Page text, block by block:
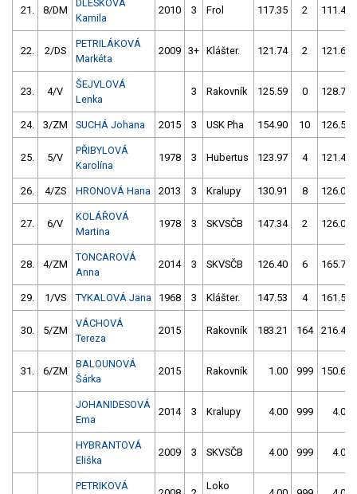
21. 8/DM
DLESKOVÁ
Kamila
2010 3 Frol 117.35 2 111.40
22. 2/DS
PETRILÁKOVÁ
Markéta
2009 3+ Klášter. 121.74 2 121.61
23. 4/V
ŠEJVLOVÁ
Lenka
3 Rakovník 125.59 0 128.71
24. 3/ZM SUCHÁ Johana 2015 3 USK Pha 154.90 10 126.51
25. 5/V
PŘIBYLOVÁ
Karolína
1978 3 Hubertus 123.97 4 121.45
26. 4/ZS HRONOVÁ Hana 2013 3 Kralupy 130.91 8 126.05
27. 6/V
KOLÁŘOVÁ
Martina
1978 3 SKVSČB 147.34 2 126.06
28. 4/ZM
TONCAROVÁ
Anna
2014 3 SKVSČB 126.40 6 165.70
29. 1/VS TYKALOVÁ Jana 1968 3 Klášter. 147.53 4 161.56
30. 5/ZM
VÁCHOVÁ
Tereza
2015 Rakovník 183.21 164 216.47
31. 6/ZM
BALOUNOVÁ
Šárka
2015 Rakovník 1.00 999 150.61
JOHANIDESOVÁ
Ema
2014 3 Kralupy 4.00 999 4.00
HYBRANTOVÁ
Eliška
2009 3 SKVSČB 4.00 999 4.00
PETRIKOVÁ
Loko